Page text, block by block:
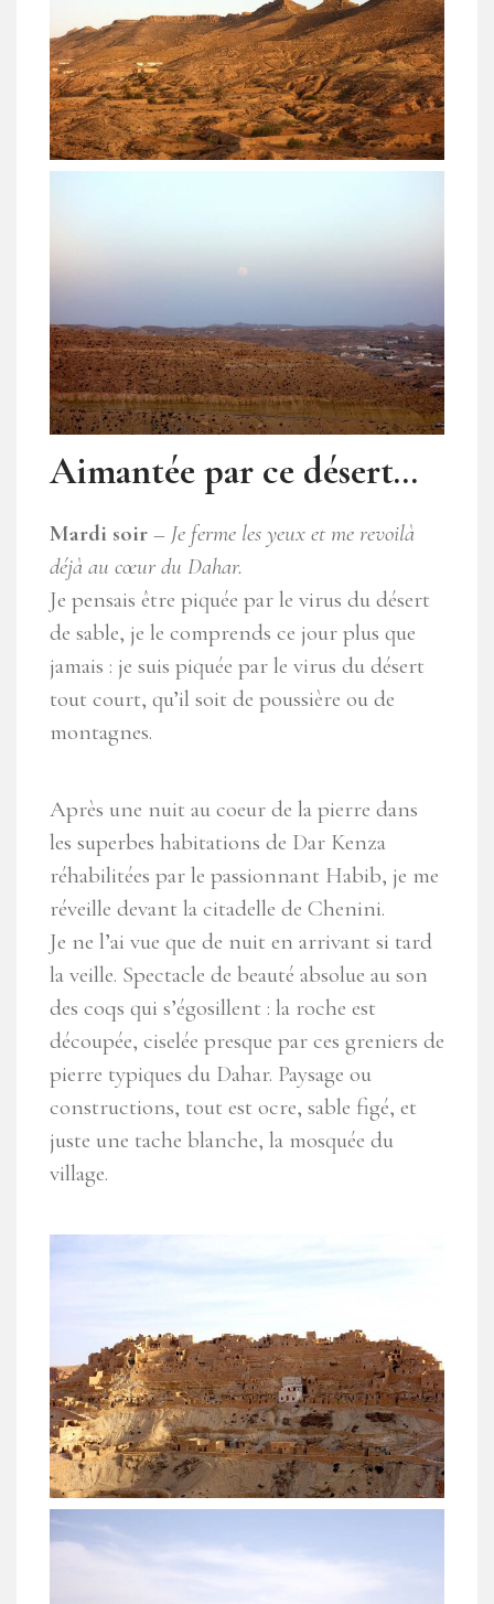
Aimantée par ce désert…
Mardi soir – Je ferme les yeux et me revoilà
déjà au cœur du Dahar.
Je pensais être piquée par le virus du désert
de sable, je le comprends ce jour plus que
jamais : je suis piquée par le virus du désert
tout court, qu’il soit de poussière ou de
montagnes.
Après une nuit au coeur de la pierre dans
les superbes habitations de Dar Kenza
réhabilitées par le passionnant Habib, je me
réveille devant la citadelle de Chenini.
Je ne l’ai vue que de nuit en arrivant si tard
la veille. Spectacle de beauté absolue au son
des coqs qui s’égosillent : la roche est
découpée, ciselée presque par ces greniers de
pierre typiques du Dahar. Paysage ou
constructions, tout est ocre, sable figé, et
juste une tache blanche, la mosquée du
village.